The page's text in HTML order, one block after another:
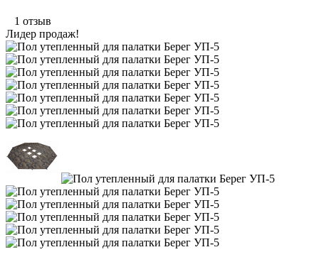
1 отзыв
Лидер продаж!